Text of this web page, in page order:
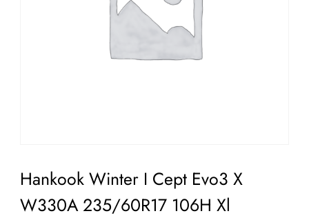
Hankook Winter I Cept Evo3 X
W330A 235/60R17 106H Xl